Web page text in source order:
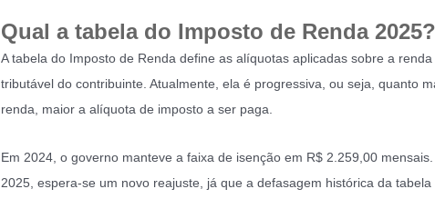
Qual a tabela do Imposto de Renda 2025?
A tabela do Imposto de Renda define as alíquotas aplicadas sobre a renda
tributável do contribuinte. Atualmente, ela é progressiva, ou seja, quanto
renda, maior a alíquota de imposto a ser paga.
Em 2024, o governo manteve a faixa de isenção em R$ 2.259,00
2025, espera-se um novo reajuste, já que a defasagem histórica da tabela